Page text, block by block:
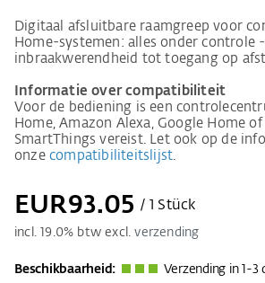
Digitaal afsluitbare raamgreep voor
Home-systemen: alles onder controle
inbraakwerendheid tot toegang op
Informatie over compatibiliteit
Voor de bediening is een
Home, Amazon Alexa, Google Home of
SmartThings vereist. Let ook op de
onze compatibiliteitslijst.
EUR93.05 / 1 Stück
incl. 19.0% btw excl.verzending
Beschikbaarheid: Verzending in 1-3